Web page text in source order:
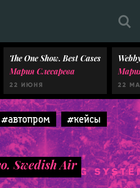
The One Show. Best Cases
Мария Слесарева
22 ИЮНЯ 22
#автопром #кейсы
Swedish Air